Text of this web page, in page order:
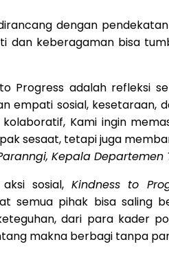
dengan
dan keberagaman bisa
Progress adalah refleksi
empati sosial, kesetaraan,
Kami ingin
sesaat, tetapi juga
Kepala Departemen
sosial, Kindness to
semua pihak bisa saling
dari para kader
makna berbagi tanpa